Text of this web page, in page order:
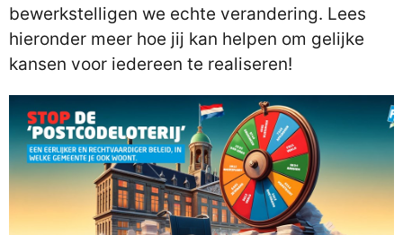
bewerkstelligen we echte verandering. Lees
hieronder meer hoe jij kan helpen om gelijke
kansen voor iedereen te realiseren!